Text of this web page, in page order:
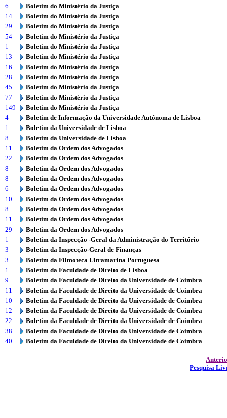
6
Boletim do Ministério da Justiça
14
Boletim do Ministério da Justiça
29
Boletim do Ministério da Justiça
54
Boletim do Ministério da Justiça
1
Boletim do Ministério da Justiça
13
Boletim do Ministério da Justiça
16
Boletim do Ministério da Justiça
28
Boletim do Ministério da Justiça
45
Boletim do Ministério da Justiça
77
Boletim do Ministério da Justiça
149
Boletim do Ministério da Justiça
4
Boletim de Informação da Universidade Autónoma de Lisboa
1
Boletim da Universidade de Lisboa
8
Boletim da Universidade de Lisboa
11
Boletim da Ordem dos Advogados
22
Boletim da Ordem dos Advogados
8
Boletim da Ordem dos Advogados
8
Boletim da Ordem dos Advogados
6
Boletim da Ordem dos Advogados
10
Boletim da Ordem dos Advogados
8
Boletim da Ordem dos Advogados
11
Boletim da Ordem dos Advogados
29
Boletim da Ordem dos Advogados
1
Boletim da Inspecção -Geral da Administração do Território
3
Boletim da Inspecção-Geral de Finanças
3
Boletim da Filmoteca Ultramarina Portuguesa
1
Boletim da Faculdade de Direito de Lisboa
9
Boletim da Faculdade de Direito da Universidade de Coimbra
11
Boletim da Faculdade de Direito da Universidade de Coimbra
10
Boletim da Faculdade de Direito da Universidade de Coimbra
12
Boletim da Faculdade de Direito da Universidade de Coimbra
22
Boletim da Faculdade de Direito da Universidade de Coimbra
38
Boletim da Faculdade de Direito da Universidade de Coimbra
40
Boletim da Faculdade de Direito da Universidade de Coimbra
Pesquisa